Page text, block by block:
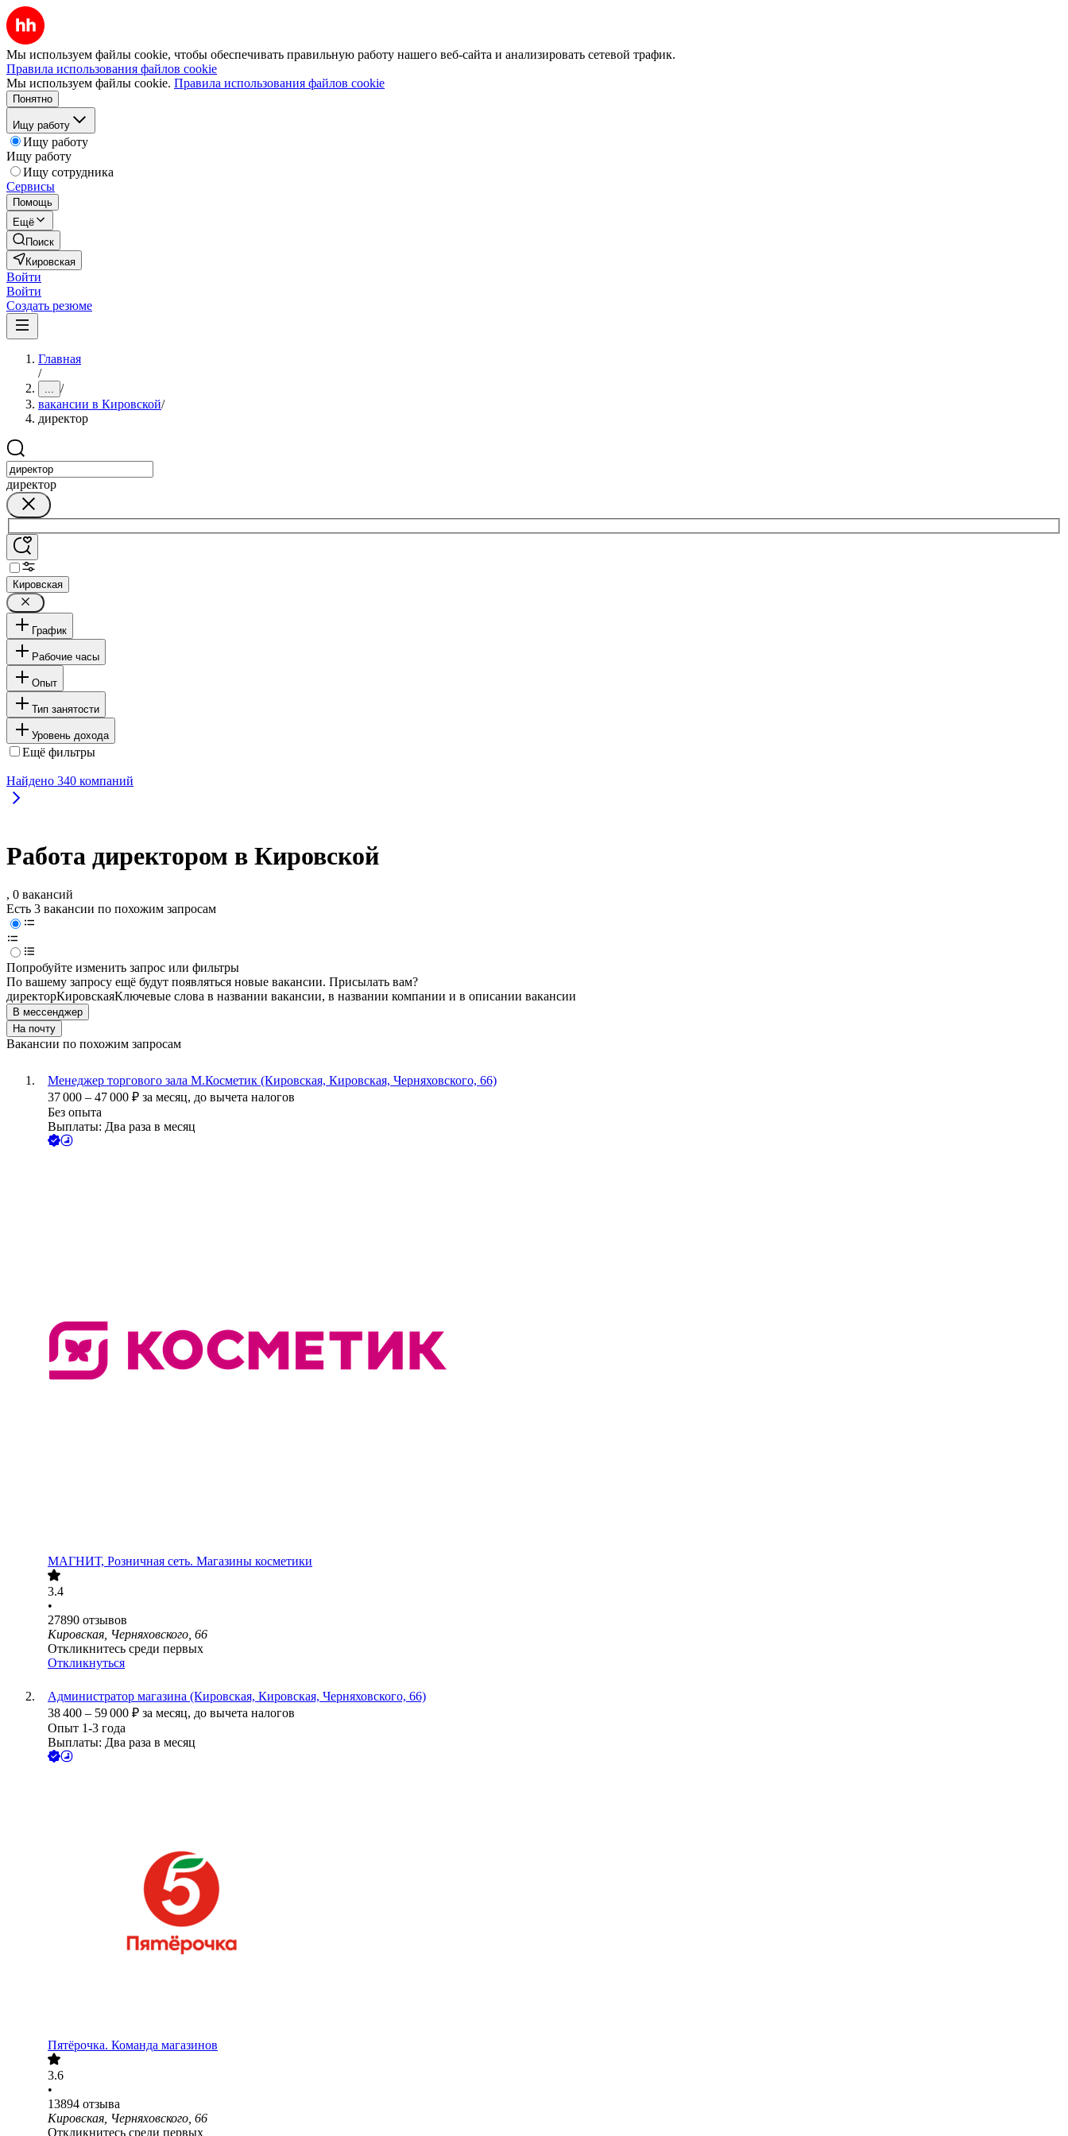
Мы используем файлы cookie, чтобы обеспечивать правильную работу нашего веб-сайта и анализировать сетевой трафик.
Правила использования файлов cookie
Мы используем файлы cookie. Правила использования файлов cookie
Понятно
Ищу работу
Ищу работу
Ищу работу
Ищу сотрудника
Сервисы
Помощь
Ещё
Поиск
Кировская
Войти
Войти
Создать резюме
Главная
/
... /
вакансии в Кировской/
директор
директор
Кировская
График
Рабочие часы
Опыт
Тип занятости
Уровень дохода
Ещё фильтры
Найдено 340 компаний
Работа директором в Кировской
, 0 вакансий
Есть 3 вакансии по похожим запросам
Попробуйте изменить запрос или фильтры
По вашему запросу ещё будут появляться новые вакансии. Присылать вам?
директорКировскаяКлючевые слова в названии вакансии, в названии компании и в описании вакансии
В мессенджер
На почту
Вакансии по похожим запросам
Менеджер торгового зала М.Косметик (Кировская, Кировская, Черняховского, 66)
37 000 – 47 000 ₽ за месяц, до вычета налогов
Без опыта
Выплаты: Два раза в месяц
МАГНИТ, Розничная сеть. Магазины косметики
3.4
•
27890 отзывов
Кировская, Черняховского, 66
Откликнитесь среди первых
Откликнуться
Администратор магазина (Кировская, Кировская, Черняховского, 66)
38 400 – 59 000 ₽ за месяц, до вычета налогов
Опыт 1-3 года
Выплаты: Два раза в месяц
Пятёрочка. Команда магазинов
3.6
•
13894 отзыва
Кировская, Черняховского, 66
Откликнитесь среди первых